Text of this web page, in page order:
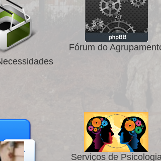
Fórum do
Serviços de